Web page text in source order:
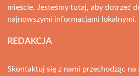
mieście. Jesteśmy tutaj, aby dotrzeć
najnowszymi informacjami lokalnymi.
REDAKCJA
Skontaktuj się z nami przechodząc na